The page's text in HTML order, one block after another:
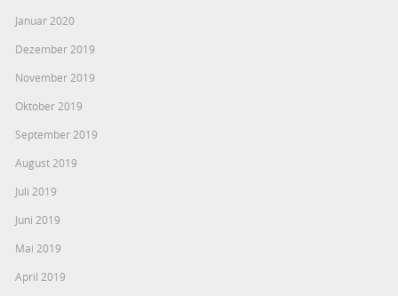
Januar 2020
Dezember 2019
November 2019
Oktober 2019
September 2019
August 2019
Juli 2019
Juni 2019
Mai 2019
April 2019